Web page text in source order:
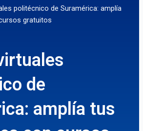
politécnico de Suramérica: amplía
gratuitos
de
amplía tus